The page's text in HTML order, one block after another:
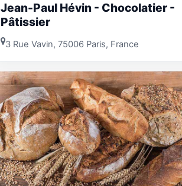
Jean-Paul Hévin - Chocolatier -
Pâtissier
3 Rue Vavin, 75006 Paris, France